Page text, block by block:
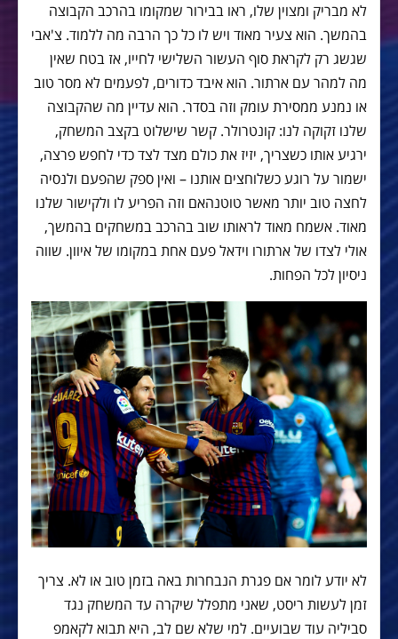
לא מבריק ומצוין שלו, ראו בבירור שמקומו בהרכב הקבוצה
בהמשך. הוא צעיר מאוד ויש לו כל כך הרבה מה ללמוד. צ'אבי
שגשג רק לקראת סוף העשור השלישי לחייו, אז בטח שאין
מה למהר עם ארתור. הוא איבד כדורים, לפעמים לא מסר טוב
או נמנע ממסירת עומק וזה בסדר. הוא עדיין מה שהקבוצה
שלנו זקוקה לנו: קונטרולר. קשר שישלוט בקצב המשחק,
ירגיע אותו כשצריך, יזיז את כולם מצד לצד כדי לחפש פרצה,
ישמור על רוגע כשלוחצים אותנו – ואין ספק שהפעם ולנסיה
לחצה טוב יותר מאשר טוטנהאם וזה הפריע לו ולקישור שלנו
מאוד. אשמח מאוד לראותו שוב בהרכב במשחקים בהמשך,
אולי לצדו של ארתורו וידאל פעם אחת במקומו של איוון. שווה
ניסיון לכל הפחות.
לא יודע לומר אם פגרת הנבחרות באה בזמן טוב או לא. צריך
זמן לעשות ריסט, שאני מתפלל שיקרה עד המשחק נגד
סביליה עוד שבועיים. למי שלא שם לב, היא תבוא לקאמפ